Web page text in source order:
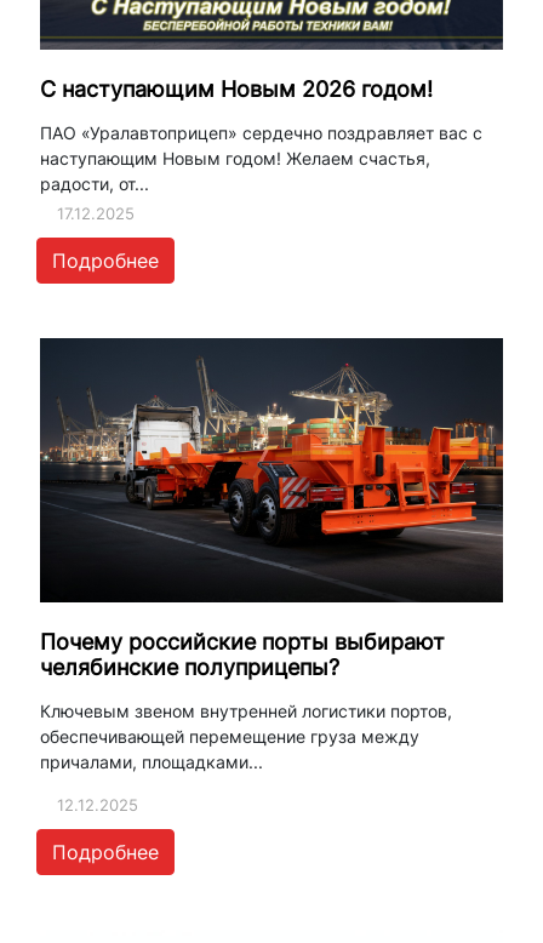
С наступающим Новым 2026 годом!
ПАО «Уралавтоприцеп» сердечно поздравляет вас с
наступающим Новым годом! Желаем счастья,
радости, от...
17.12.2025
Подробнее
Почему российские порты выбирают
челябинские полуприцепы?
Ключевым звеном внутренней логистики портов,
обеспечивающей перемещение груза между
причалами, площадками...
12.12.2025
Подробнее